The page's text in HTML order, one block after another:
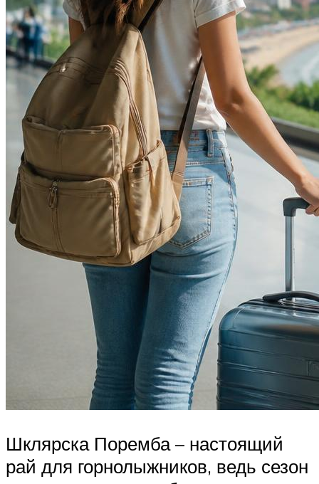
Шклярска Поремба – настоящий
рай для горнолыжников, ведь сезон